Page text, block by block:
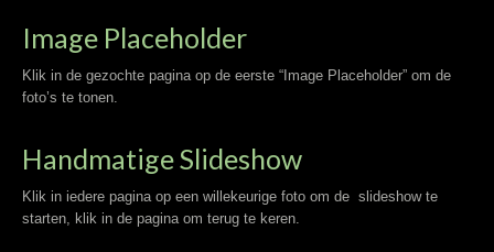
Image Placeholder
Klik in de gezochte pagina op de eerste “Image Placeholder” om de
foto’s te tonen.
Handmatige Slideshow
Klik in iedere pagina op een willekeurige foto om de slideshow te
starten, klik in de pagina om terug te keren.